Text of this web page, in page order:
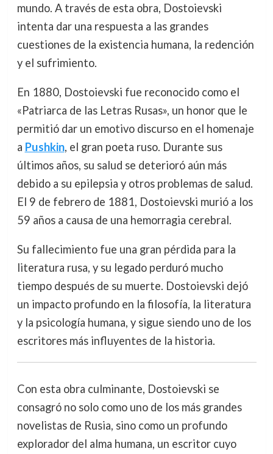
mundo. A través de esta obra, Dostoievski
intenta dar una respuesta a las grandes
cuestiones de la existencia humana, la redención
y el sufrimiento.
En 1880, Dostoievski fue reconocido como el
«Patriarca de las Letras Rusas», un honor que le
permitió dar un emotivo discurso en el homenaje
a Pushkin, el gran poeta ruso. Durante sus
últimos años, su salud se deterioró aún más
debido a su epilepsia y otros problemas de salud.
El 9 de febrero de 1881, Dostoievski murió a los
59 años a causa de una hemorragia cerebral.
Su fallecimiento fue una gran pérdida para la
literatura rusa, y su legado perduró mucho
tiempo después de su muerte. Dostoievski dejó
un impacto profundo en la filosofía, la literatura
y la psicología humana, y sigue siendo uno de los
escritores más influyentes de la historia.
Con esta obra culminante, Dostoievski se
consagró no solo como uno de los más grandes
novelistas de Rusia, sino como un profundo
explorador del alma humana, un escritor cuyo